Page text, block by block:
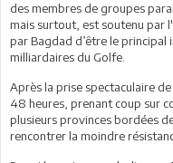
des membres de groupes
mais surtout, est soutenu par
par Bagdad d’être le
milliardaires du Golfe.
Après la prise spectaculaire
48 heures, prenant coup sur
plusieurs provinces bordées
rencontrer la moindre